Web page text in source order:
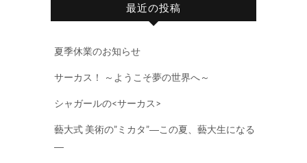
最近の投稿
夏季休業のお知らせ
サーカス！ ～ようこそ夢の世界へ～
シャガールの<サーカス>
藝大式 美術の”ミカタ”―この夏、藝大生になる
―